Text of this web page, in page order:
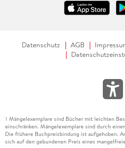
Datenschutz AGB
1 Mängelexemplare sind Bücher mit leichten
einschränken. Mängelexemplare sind durch
Die frühere Buchpreisbindung ist aufgehoben.
sich auf den gebundenen Preis eines